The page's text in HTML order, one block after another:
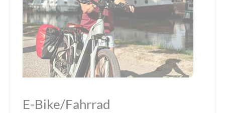
E-Bike/Fahrrad